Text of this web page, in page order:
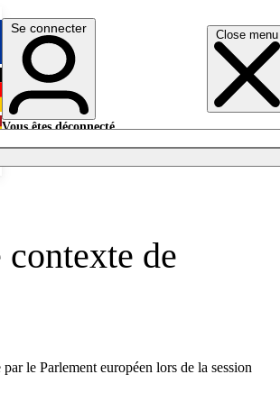
Close menu
English
Deutsch
Se connecter
Vous êtes déconnecté.
de
le Parlement européen lors de la session